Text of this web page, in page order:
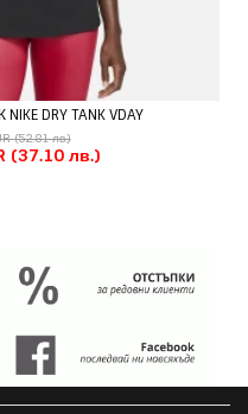
DRY TANK VDAY
(52.81 лв.)
(37.10 лв.)